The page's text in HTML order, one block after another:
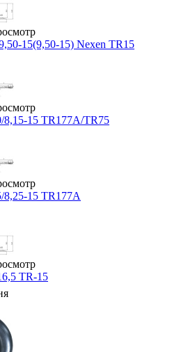
15(9,50-15) Nexen TR15
8,15-15 TR177A/TR75
8,25-15 TR177A
TR-15